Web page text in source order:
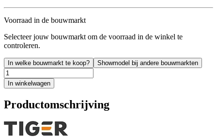
Voorraad in de bouwmarkt
Selecteer jouw bouwmarkt om de voorraad in de winkel te
controleren.
In welke bouwmarkt te koop? Showmodel bij andere bouwmarkten
In winkelwagen
Productomschrijving